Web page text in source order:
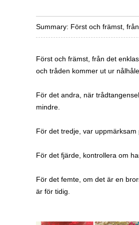
Summary: Först och främst,
Först och främst, från det
och tråden kommer ut ur
För det andra, när
mindre.
För det tredje, var
För det fjärde, kontrollera om
För det femte, om det är en
är för tidig.